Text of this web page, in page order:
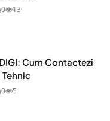
0 13
Cum Contactezi
0 5